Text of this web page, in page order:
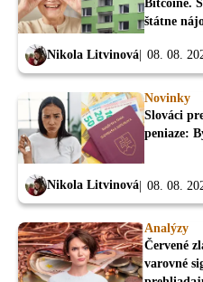
Bitcoine.
štátne
Nikola Litvinová 08. 08.
Novinky
Slováci
peniaze:
Nikola Litvinová 08. 08.
Analýzy
Červené
varovné